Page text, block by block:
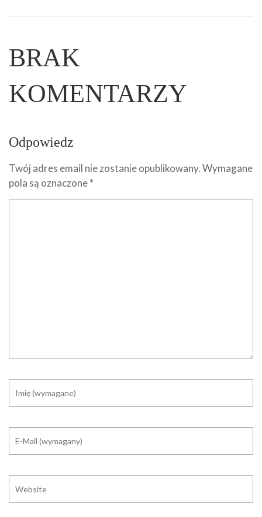
BRAK
KOMENTARZY
Odpowiedz
Twój adres email nie zostanie opublikowany.Wymagane
pola są oznaczone*